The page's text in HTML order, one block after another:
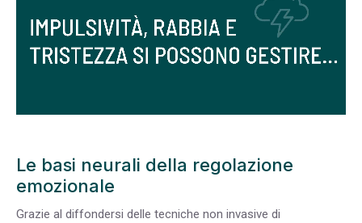
Le basi neurali della regolazione
emozionale
Grazie al diffondersi delle tecniche non invasive di